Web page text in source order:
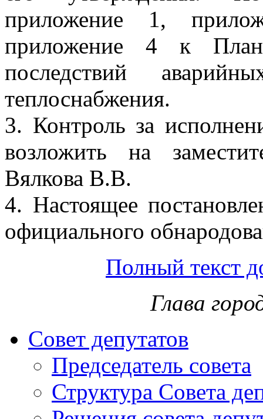
приложение 1,
приложение 4 к
последствий
теплоснабжения.
3. Контроль за
возложить на
Вялкова В.В.
4. Настоящее
официального
Полный текст
Глава
Совет депутатов
Председатель совета
Структура Совета